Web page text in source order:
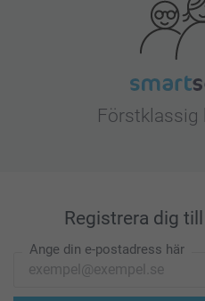
Förstklassig
Registrera dig
Ange din e-postadress här